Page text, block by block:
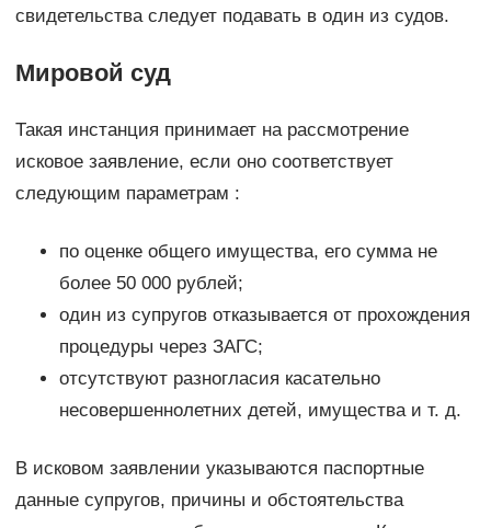
свидетельства следует подавать в один из судов.
Мировой суд
Такая инстанция принимает на рассмотрение
исковое заявление, если оно соответствует
следующим параметрам :
по оценке общего имущества, его сумма не
более 50 000 рублей;
один из супругов отказывается от прохождения
процедуры через ЗАГС;
отсутствуют разногласия касательно
несовершеннолетних детей, имущества и т. д.
В исковом заявлении указываются паспортные
данные супругов, причины и обстоятельства